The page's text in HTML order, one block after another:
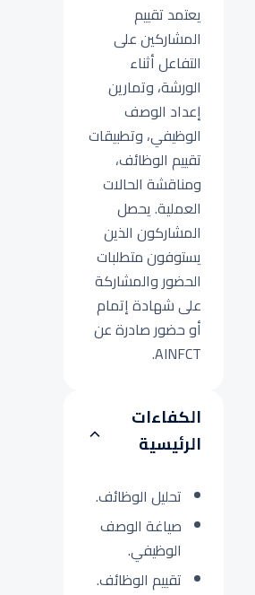
يعتمد تقييم
المشاركين على
التفاعل أثناء
الورشة، وتمارين
إعداد الوصف
الوظيفي، وتطبيقات
تقييم الوظائف،
ومناقشة الحالات
العملية. يحصل
المشاركون الذين
يستوفون متطلبات
الحضور والمشاركة
على شهادة إتمام
أو حضور صادرة عن
AINFCT.
الكفاءات
الرئيسية
تحليل الوظائف.
صياغة الوصف
الوظيفي.
تقييم الوظائف.